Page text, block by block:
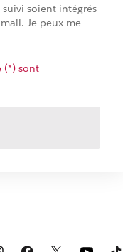
soient intégrés
Je peux me
(*) sont